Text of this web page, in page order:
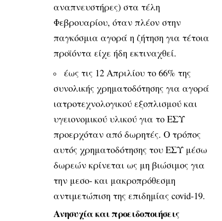
αναπνευστήρες) στα τέλη
Φεβρουαρίου, όταν πλέον στην
παγκόσμια αγορά η ζήτηση για τέτοια
προ­ϊόντα είχε ήδη εκτιναχθεί.
έως τις 12 Απριλίου το 66% της
συνολικής χρη­ματοδότησης για αγορά
ιατροτεχνολογικού εξοπλισμού και
υγειονομικού υλικού για το ΕΣΥ
προερχόταν από δωρητές. Ο τρόπος
αυτός χρηματοδότησης του ΕΣΥ μέσω
δωρεών κρίνεται ως μη βιώσιμος για
την μεσο- και μακροπρόθεσμη
αντιμετώπιση της επιδημίας covid-19.
Ανησυχία και προειδοποιήσεις